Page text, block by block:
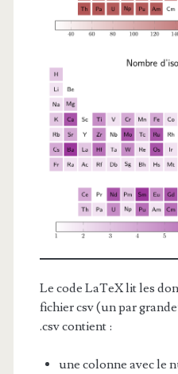
Le code LaTeX lit les
fichier csv (un par
.csv contient :
une colonne avec le